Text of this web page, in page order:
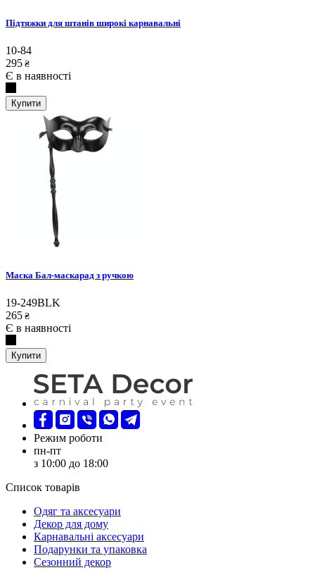
Підтяжки для штанів широкі карнавальні
10-84
295 ₴
Є в наявності
Купити
Маска Бал-маскарад з ручкою
19-249BLK
265 ₴
Є в наявності
Купити
Режим роботи
пн-пт
з 10:00 до 18:00
Список товарів
Oдяг та аксесуари
Декор для дому
Карнавальні аксесуари
Подарунки та упаковка
Сезонний декор